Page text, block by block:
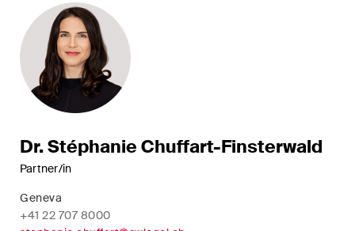
Dr. Stéphanie Chuffart-Finsterwald
Partner/in
Geneva
+41 22 707 8000
Restrukturierungen und
Insolvenz
Steuerrecht
Versicherungsrecht
Verwaltungsrecht und
öffentliche Beschaffungen
Wettbewerbs- & Kartellrecht